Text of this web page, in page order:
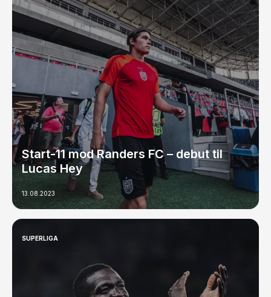
Start-11 mod Randers FC – debut til
Lucas Hey
13.08.2023
SUPERLIGA